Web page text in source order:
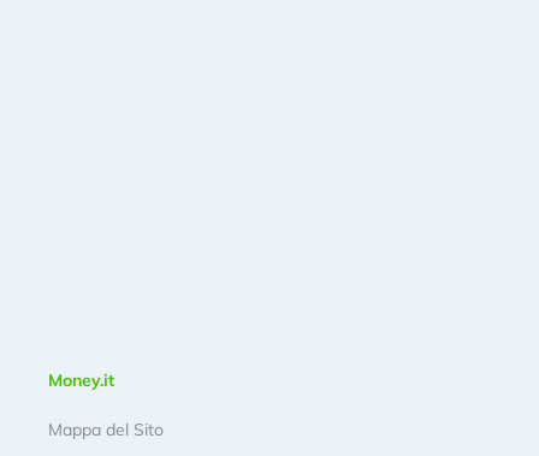
Money.it
Mappa del Sito